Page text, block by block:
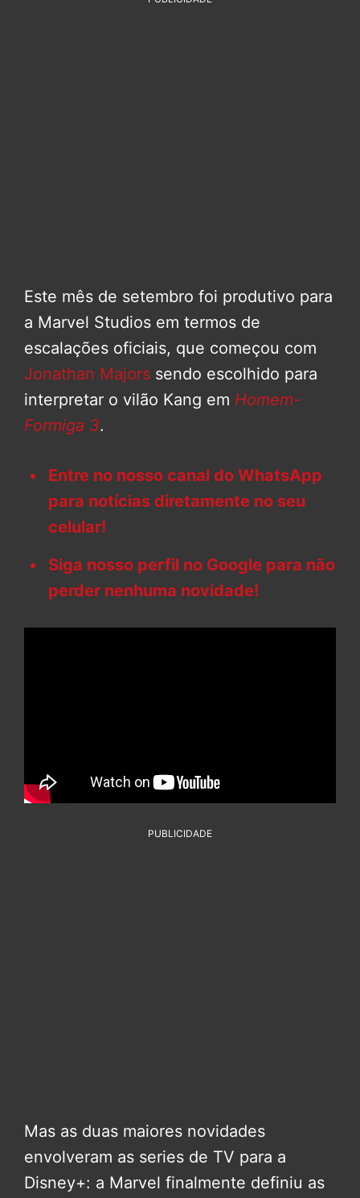
Este mês de setembro foi produtivo para
a Marvel Studios em termos de
escalações oficiais, que começou com
Jonathan Majors sendo escolhido para
interpretar o vilão Kang em Homem-
Formiga 3.
Entre no nosso canal do WhatsApp
para notícias diretamente no seu
celular!
Siga nosso perfil no Google para não
perder nenhuma novidade!
PUBLICIDADE
Mas as duas maiores novidades
envolveram as series de TV para a
Disney+: a Marvel finalmente definiu as